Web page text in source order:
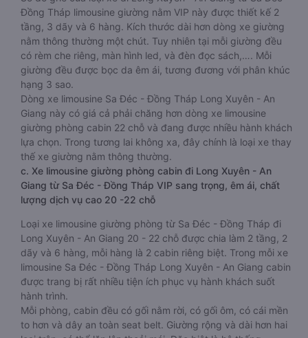
Đồng Tháp limousine giường nằm VIP này được thiết kế 2
tầng, 3 dãy và 6 hàng. Kích thước dài hơn dòng xe giường
nằm thông thường một chút. Tuy nhiên tại mỗi giường đều
có rèm che riêng, màn hình led, và đèn đọc sách,…. Mỗi
giường đều được bọc da êm ái, tương đương với phân khúc
hạng 3 sao.
Dòng xe limousine Sa Đéc - Đồng Tháp Long Xuyên - An
Giang này có giá cả phải chăng hơn dòng xe limousine
giường phòng cabin 22 chỗ và đang được nhiều hành khách
lựa chọn. Trong tương lai không xa, đây chính là loại xe thay
thế xe giường nằm thông thường.
c. Xe limousine giường phòng cabin đi Long Xuyên - An
Giang từ Sa Đéc - Đồng Tháp VIP sang trọng, êm ái, chất
lượng dịch vụ cao 20 -22 chỗ
Loại xe limousine giường phòng từ Sa Đéc - Đồng Tháp đi
Long Xuyên - An Giang 20 - 22 chỗ được chia làm 2 tầng, 2
dãy và 6 hàng, mỗi hàng là 2 cabin riêng biệt. Trong mỗi xe
limousine Sa Đéc - Đồng Tháp Long Xuyên - An Giang cabin
được trang bị rất nhiều tiện ích phục vụ hành khách suốt
hành trình.
Mỗi phòng, cabin đều có gối nằm rời, có gối ôm, có cái mền
to hơn và dây an toàn seat belt. Giường rộng và dài hơn hai